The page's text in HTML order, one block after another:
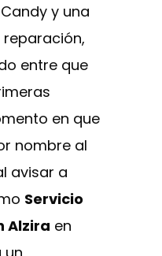
y una
entre que
en que
nombre al
avisar a
Servicio
Alzira en